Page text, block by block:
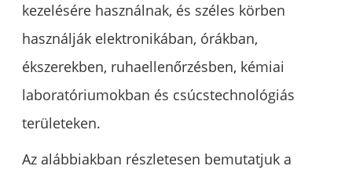
kezelésére használnak, és széles körben
használják elektronikában, órákban,
ékszerekben, ruhaellenőrzésben, kémiai
laboratóriumokban és csúcstechnológiás
területeken.
Az alábbiakban részletesen bemutatjuk a